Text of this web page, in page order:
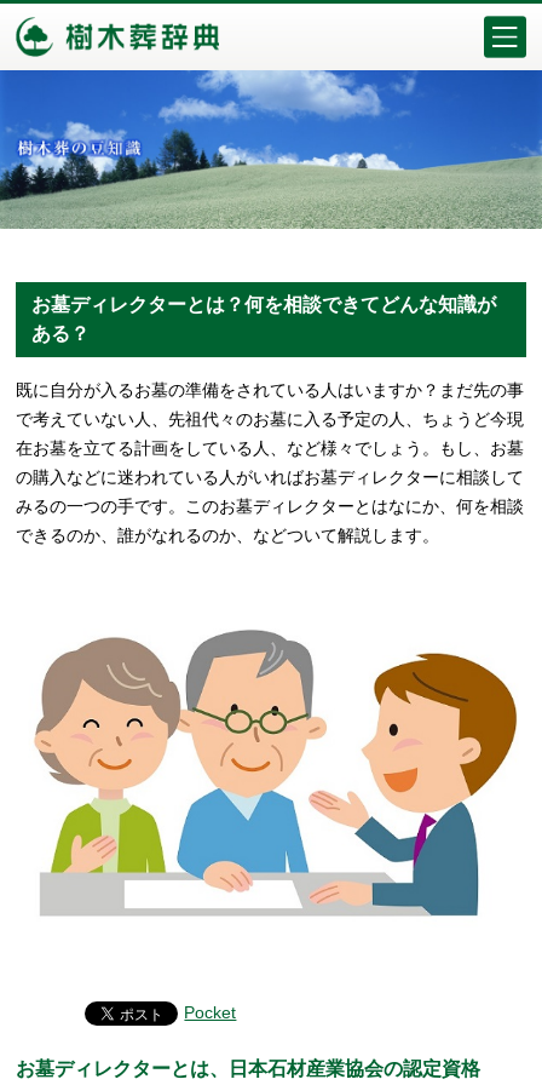
お墓ディレクターとは？何を相談できてどんな知識が
ある？
既に自分が入るお墓の準備をされている人はいますか？まだ先の事
で考えていない人、先祖代々のお墓に入る予定の人、ちょうど今現
在お墓を立てる計画をしている人、など様々でしょう。もし、お墓
の購入などに迷われている人がいればお墓ディレクターに相談して
みるの一つの手です。このお墓ディレクターとはなにか、何を相談
できるのか、誰がなれるのか、などついて解説します。
Pocket
お墓ディレクターとは、日本石材産業協会の認定資格